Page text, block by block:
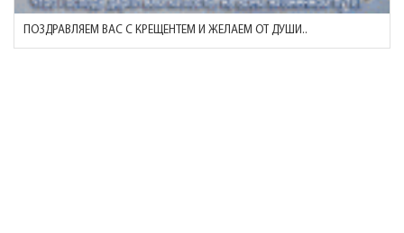
ПОЗДРАВЛЯЕМ ВАС С КРЕЩЕНТЕМ И ЖЕЛАЕМ ОТ ДУШИ..